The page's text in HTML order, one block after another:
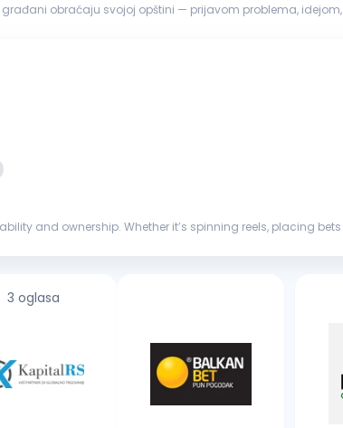
obraćaju svojoj opštini — prijavom problema,
and ownership. Whether it’s spinning reels, placing
3 oglasa